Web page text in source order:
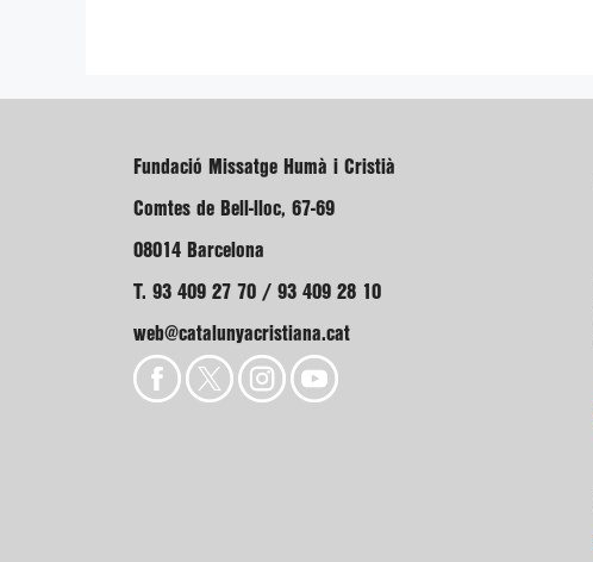
Fundació Missatge Humà i Cristià
Comtes de Bell-lloc, 67-69
08014 Barcelona
T. 93 409 27 70 / 93 409 28 10
web@catalunyacristiana.cat